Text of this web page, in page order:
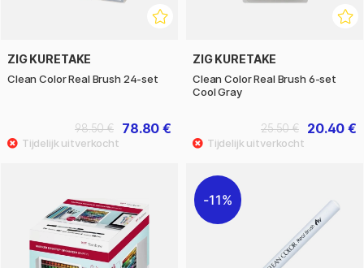
ZIG KURETAKE
Clean Color Real Brush 24-set
78.80 €
98.50 €
ZIG KURETAKE
Clean Color Real Brush 6-set
Cool Gray
20.40 €
25.50 €
11%